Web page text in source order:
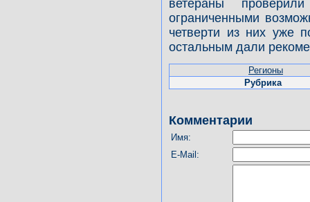
ветераны
ограниченными
четверти из них уже
остальным дали
Регионы
Рубрика
Комментарии
Имя:
E-Mail: